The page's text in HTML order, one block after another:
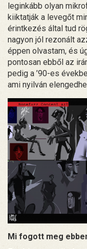
leginkább olyan
kiiktatják a levegőt
érintkezés által tud
nagyon jól rezonált
éppen olvastam, és
pontosan ebből az
pedig a ’90-es
ami nyilván
Mi fogott meg